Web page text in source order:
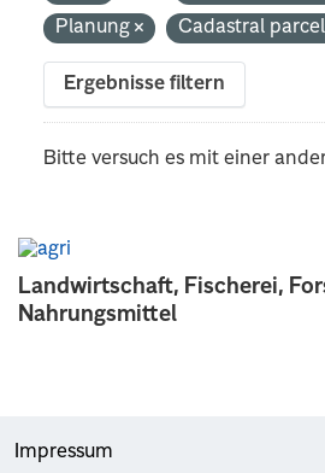
Landwirtschaft, Fischerei,
Nahrungsmittel
Planung
Cadastral
Ergebnisse filtern
Bitte versuch es mit einer
Impressum